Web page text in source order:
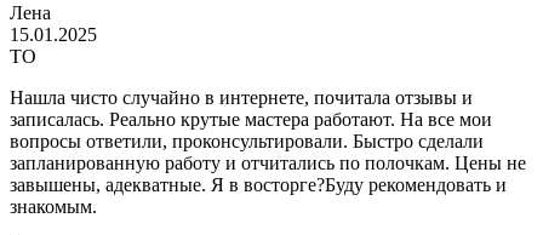
Лена
15.01.2025
ТО
Нашла чисто случайно в интернете, почитала отзывы и
записалась. Реально крутые мастера работают. На все мои
вопросы ответили, проконсультировали. Быстро сделали
запланированную работу и отчитались по полочкам. Цены не
завышены, адекватные. Я в восторге?Буду рекомендовать и
знакомым.